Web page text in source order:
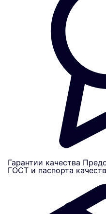
Гарантии качества
ГОСТ и паспорта